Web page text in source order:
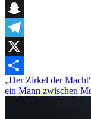
Digg
Snapchat
Telegram
X
Teilen
„Der Zirkel der
ein Mann zwischen